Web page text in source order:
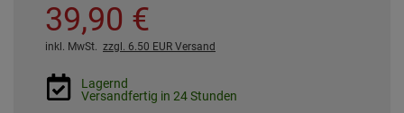
39,90 €
inkl. MwSt. zzgl. 6.50 EUR Versand
Lagernd
Versandfertig in 24 Stunden